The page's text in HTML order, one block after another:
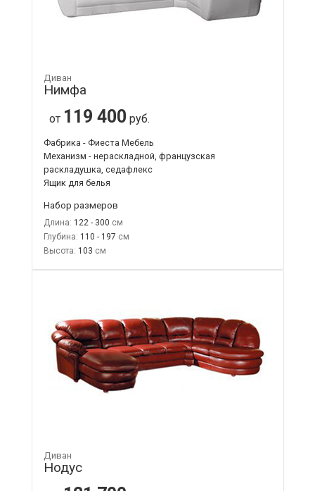
Диван
Нимфа
от 119 400 руб.
Фабрика - Фиеста Мебель
Механизм - нераскладной, французская
раскладушка, седафлекс
Ящик для белья
Набор размеров
Длина: 122 - 300
Глубина: 110 - 197
Высота: 103
Диван
Нодус